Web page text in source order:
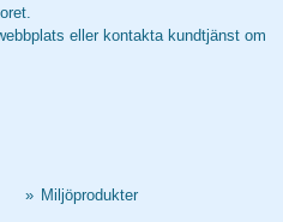
eller kontakta kundtjänst om
» Miljöprodukter